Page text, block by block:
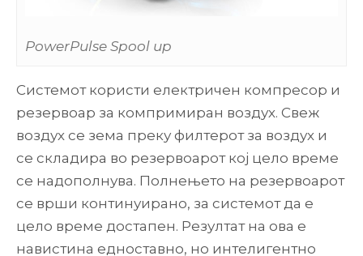
PowerPulse Spool up
Системот користи електричен компресор и
резервоар за компримиран воздух. Свеж
воздух се зема преку филтерот за воздух и
се складира во резервоарот кој цело време
се надополнува. Полнењето на резервоарот
се врши континуирано, за системот да е
цело време достапен. Резултат на ова е
навистина едноставно, но интелигентно